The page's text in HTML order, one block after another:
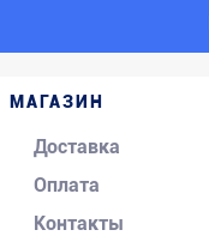
МАГАЗИН
Доставка
Оплата
Контакты